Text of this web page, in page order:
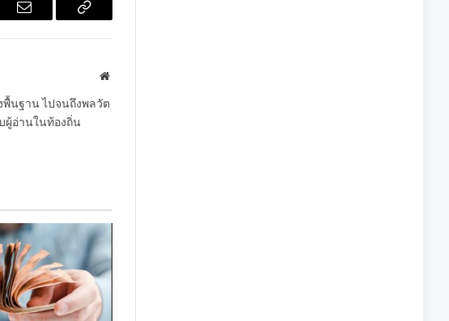
Email
Copy
Website
พื้นฐาน ไปจนถึงพลวัต
ผู้อ่านในท้องถิ่น